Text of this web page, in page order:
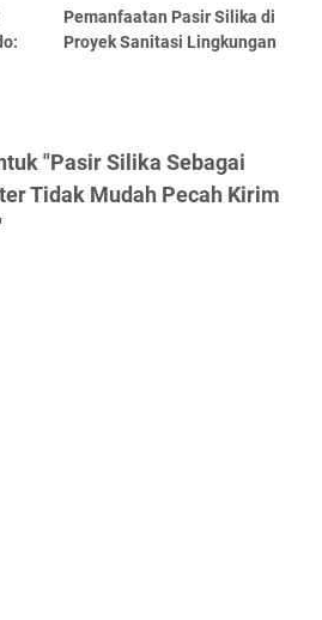
Pemanfaatan Pasir Silika di
Proyek Sanitasi Lingkungan
"Pasir Silika Sebagai
Tidak Mudah Pecah Kirim